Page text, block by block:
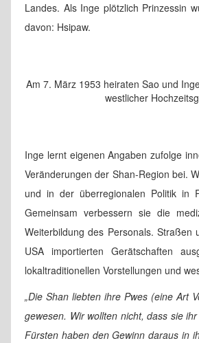
Landes. Als Inge plötzlich Prinzessin
davon: Hsipaw.
Am 7. März 1953 heiraten Sao und
westlicher
Inge lernt eigenen Angaben zufolge
Veränderungen der Shan-Region bei.
und in der überregionalen Politik in
Gemeinsam verbessern sie die
Weiterbildung des Personals.
USA importierten Gerätschaften
lokaltraditionellen Vorstellungen und
„Die Shan liebten ihre Pwes (eine Art
gewesen. Wir wollten nicht, dass sie
Fürsten haben den Gewinn daraus in